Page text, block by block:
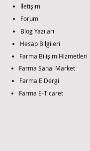
İletişim
Forum
Blog Yazıları
Hesap Bilgileri
Farma Bilişim Hizmetleri
Farma Sanal Market
Farma E Dergi
Farma E-Ticaret